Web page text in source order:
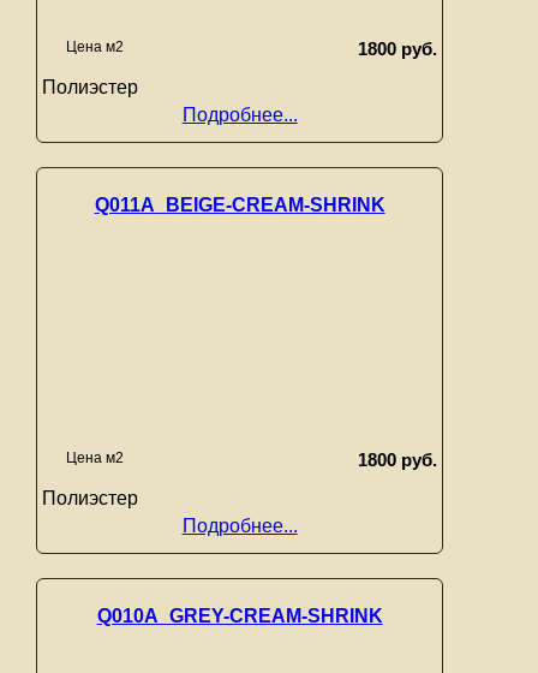
Цена м2
1800 руб.
Полиэстер
Подробнее...
Q011A_BEIGE-CREAM-SHRINK
Цена м2
1800 руб.
Полиэстер
Подробнее...
Q010A_GREY-CREAM-SHRINK